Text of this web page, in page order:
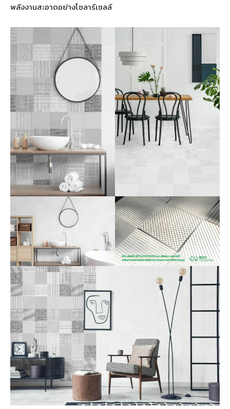
พลังงานสะอาดอย่างโซลาร์เซลล์